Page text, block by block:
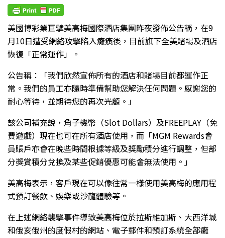
美國博彩業巨擘美高梅國際酒店集團昨夜發佈公告稱，在9
月10日遭受網絡攻擊陷入癱瘓後，目前旗下全美賭場及酒店
恢復「正常運作」。
公告稱：「我們欣然宣佈所有的酒店和賭場目前都運作正
常。我們的員工亦隨時準備幫助您解決任何問題。感謝您的
耐心等待，並期待您的再次光顧。」
該公司補充說，角子機幣（Slot Dollars）及FREEPLAY（免
費遊戲）現在也可在所有酒店使用，而「MGM Rewards會
員賬戶亦會在晚些時間根據等級及獎勵積分進行調整，但部
分獎賞積分兌換及某些促銷優惠可能會無法使用。」
美高梅表示，客戶現在可以像往常一樣使用美高梅的應用程
式預訂餐飲、娛樂或沙龍體驗等。
在上述網絡襲擊事件導致美高梅位於拉斯維加斯、大西洋城
和俄亥俄州的度假村的網站、電子郵件和預訂系統全部癱